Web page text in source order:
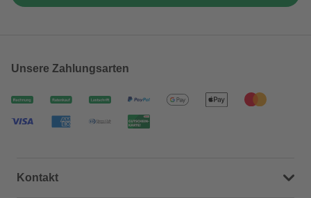
Unsere Zahlungsarten
Kontakt